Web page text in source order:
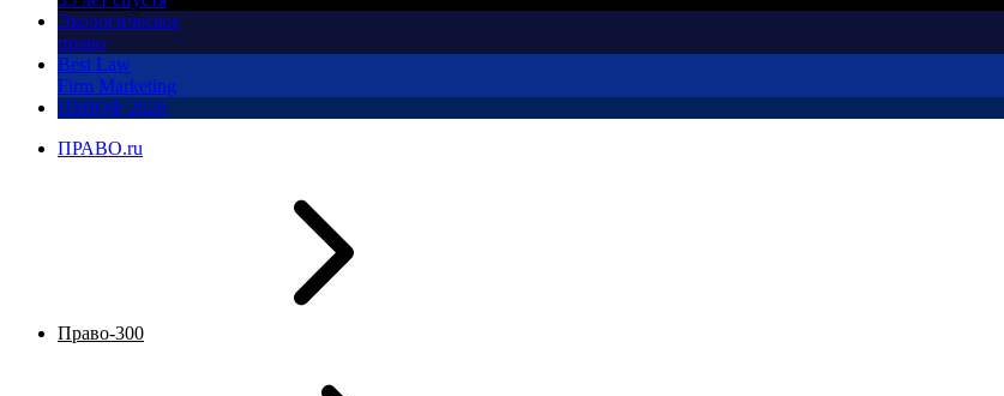
Экологическое
право
Best Law
Firm Marketing
ПМЮФ 2026
ПРАВО.ru
Право-300